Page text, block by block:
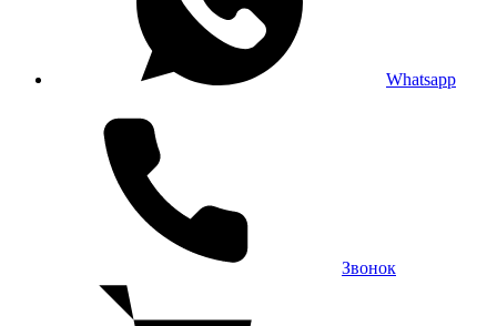
Whatsapp
Звонок